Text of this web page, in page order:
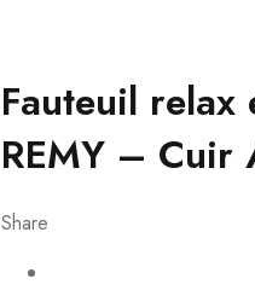
Fauteuil
REMY – Cuir
Share